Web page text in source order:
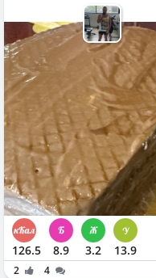
126.5 8.9 3.2 13.9
2 4